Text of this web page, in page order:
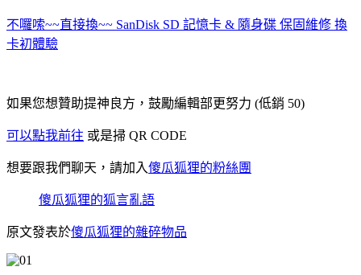
不囉嗦~~直接換~~ SanDisk SD 記憶卡 & 隨身碟 保固維修 換
卡初體驗
如果您想贊助提神良方，鼓勵編輯部更努力 (低銷 50)
可以點我前往 或是掃 QR CODE
想要跟我們聊天，請加入傻瓜狐狸的粉絲團
傻瓜狐狸的狐言亂語
原文發表於傻瓜狐狸的雜碎物品